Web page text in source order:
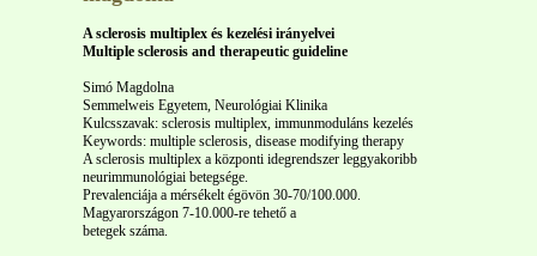
A sclerosis multiplex és kezelési irányelvei
Multiple sclerosis and therapeutic guideline
Simó Magdolna
Semmelweis Egyetem, Neurológiai Klinika
Kulcsszavak: sclerosis multiplex, immunmoduláns kezelés
Keywords: multiple sclerosis, disease modifying therapy
A sclerosis multiplex a központi idegrendszer leggyakoribb
neurimmunológiai betegsége.
Prevalenciája a mérsékelt égövön 30-70/100.000.
Magyarországon 7-10.000-re tehető a
betegek száma.